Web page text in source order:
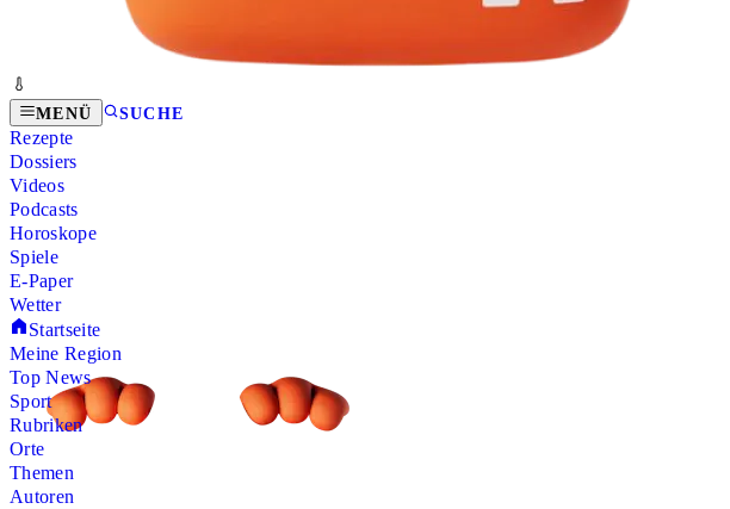
MENÜ SUCHE
Rezepte
Dossiers
Videos
Podcasts
Horoskope
Spiele
E-Paper
Wetter
Startseite
Meine Region
Top News
Sport
Rubriken
Orte
Themen
Autoren